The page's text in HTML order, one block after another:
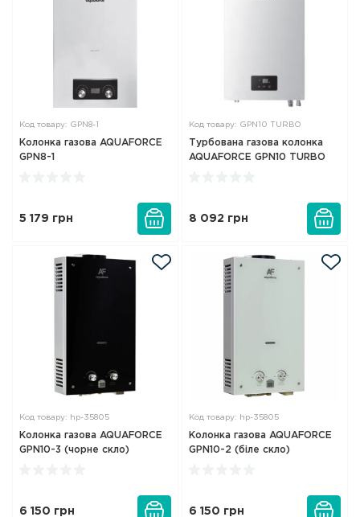
Код товару: GPN8-1
Колонка газова AQUAFORCE
GPN8-1
5 179 грн
Код товару: GPN10 TURBO
Турбована газова колонка
AQUAFORCE GPN10 TURBO
8 092 грн
Код товару: hp-35805
Колонка газова AQUAFORCE
GPN10-3 (чорне скло)
6 150 грн
Код товару: hp-35805
Колонка газова AQUAFORCE
GPN10-2 (біле скло)
6 150 грн